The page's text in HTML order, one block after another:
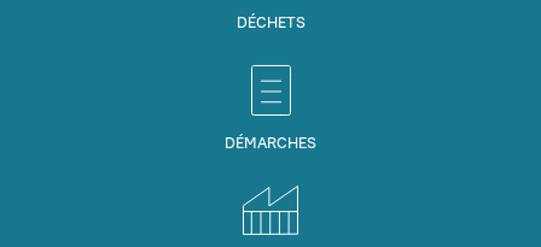
DÉCHETS
DÉMARCHES